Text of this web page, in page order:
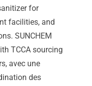
for
facilities, and
. SUNCHEM
TCCA sourcing
, avec une
des